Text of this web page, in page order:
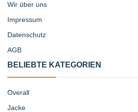
Wir über uns
Impressum
Datenschutz
AGB
BELIEBTE KATEGORIEN
Overall
Jacke